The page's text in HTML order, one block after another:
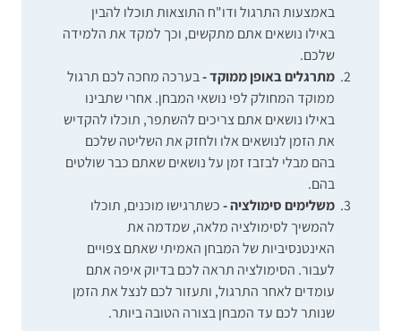
באמצעות התרגול ודו"ח התוצאותתוכלו להבין
באילו נושאים אתם מתקשים, וכך למקד את הלמידה
שלכם.
מתרגלים באופן ממוקד -בערכה מחכה לכם תרגול
ממוקד המחולק לפי נושאי המבחן. אחרי שתבינו
באילו נושאים אתם צריכים להשתפר, תוכלו להקדיש
את הזמן לנושאים אלו ולחזק את השליטה שלכם
בהם מבלי לבזבז זמן על נושאים שאתם כבר שולטים
בהם.
משלימים סימולציה -כשתרגישו מוכנים, תוכלו
להמשיך לסימולציה מלאה, שמדמה את
האינטנסיביות של המבחן האמיתי שאתם צפויים
לעבור. הסימולציה תראה לכם בדיוק איפה אתם
עומדים לאחר התרגול, ותעזור לכם לנצל את הזמן
שנותר לכם עד המבחן בצורה הטובה ביותר.